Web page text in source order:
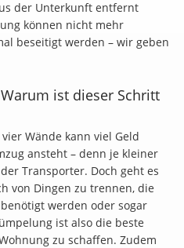
der Unterkunft entfernt
können nicht mehr
beseitigt werden – wir geben
ist dieser Schritt
Wände kann viel Geld
ansteht – denn je kleiner
Transporter. Doch geht es
von Dingen zu trennen, die
werden oder sogar
ist also die beste
zu schaffen. Zudem